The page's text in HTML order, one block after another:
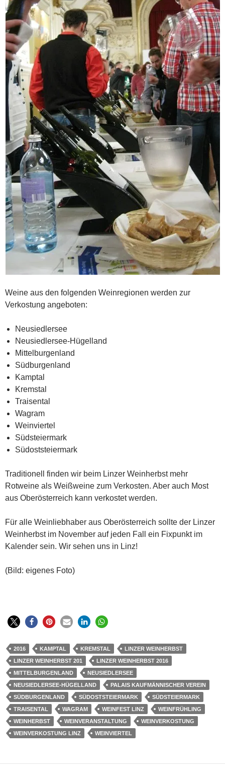
Weine aus den folgenden Weinregionen werden zur
Verkostung angeboten:
Neusiedlersee
Neusiedlersee-Hügelland
Mittelburgenland
Südburgenland
Kamptal
Kremstal
Traisental
Wagram
Weinviertel
Südsteiermark
Südoststeiermark
Traditionell finden wir beim Linzer Weinherbst mehr
Rotweine als Weißweine zum Verkosten. Aber auch Most
aus Oberösterreich kann verkostet werden.
Für alle Weinliebhaber aus Oberösterreich sollte der Linzer
Weinherbst im November auf jeden Fall ein Fixpunkt im
Kalender sein. Wir sehen uns in Linz!
(Bild: eigenes Foto)
2016 KAMPTAL KREMSTAL
LINZER WEINHERBST
LINZER WEINHERBST 201
LINZER WEINHERBST 2016
MITTELBURGENLAND
NEUSIEDLERSEE
NEUSIEDLERSEE-HÜGELLAND
PALAIS KAUFMÄNNISCHER VEREIN
SÜDBURGENLAND
SÜDOSTSTEIERMARK
SÜDSTEIERMARK
TRAISENTAL
WAGRAM WEINFEST LINZ
WEINFRÜHLING
WEINHERBST
WEINVERANSTALTUNG
WEINVERKOSTUNG
WEINVERKOSTUNG LINZ
WEINVIERTEL